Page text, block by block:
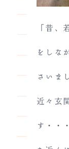
「昔、
をしな
さいま
近々玄
す・・・